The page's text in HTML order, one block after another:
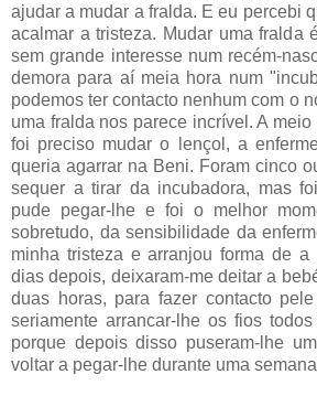
ajudar a mudar a fralda. E eu percebi
acalmar a tristeza. Mudar uma fralda
sem grande interesse num recém-
demora para aí meia hora num
podemos ter contacto nenhum com o
uma fralda nos parece incrível. A
foi preciso mudar o lençol, a
queria agarrar na Beni. Foram cinco
sequer a tirar da incubadora, mas
pude pegar-lhe e foi o melhor
sobretudo, da sensibilidade da
minha tristeza e arranjou forma de a
dias depois, deixaram-me deitar a
duas horas, para fazer contacto
seriamente arrancar-lhe os fios
porque depois disso puseram-lhe
voltar a pegar-lhe durante uma